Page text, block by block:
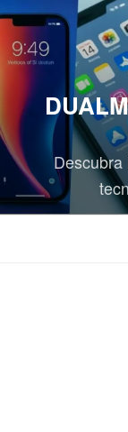
Saltar
contenido